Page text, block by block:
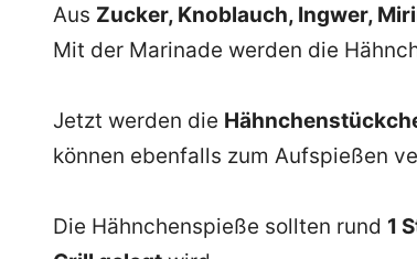
Aus Zucker, Knoblauch, Ingwer,
Mit der Marinade werden die
Jetzt werden die
können ebenfalls zum Aufspießen
Die Hähnchenspieße sollten rund 1